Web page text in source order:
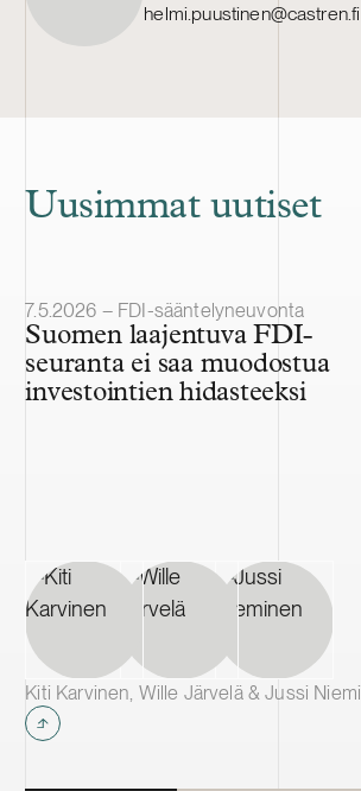
helmi.puustinen@castren.fi
Uusimmat uutiset
Julkaistu
7.5.2026 – FDI-sääntelyneuvonta
Suomen laajentuva FDI-
seuranta ei saa muodostua
investointien hidasteeksi